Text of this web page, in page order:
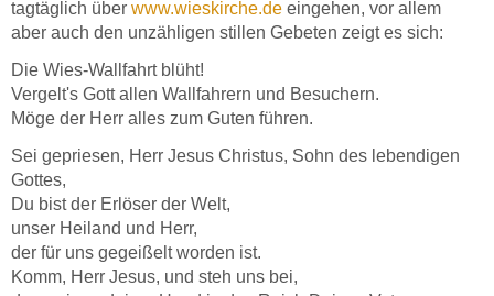
tagtäglich über www.wieskirche.de eingehen, vor allem
aber auch den unzähligen stillen Gebeten zeigt es sich:
Die Wies-Wallfahrt blüht!
Vergelt's Gott allen Wallfahrern und Besuchern.
Möge der Herr alles zum Guten führen.
Sei gepriesen, Herr Jesus Christus, Sohn des lebendigen
Gottes,
Du bist der Erlöser der Welt,
unser Heiland und Herr,
der für uns gegeißelt worden ist.
Komm, Herr Jesus, und steh uns bei,